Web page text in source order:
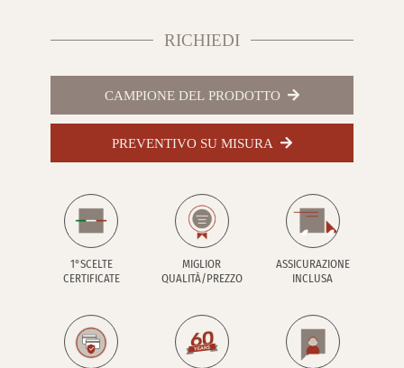
RICHIEDI
CAMPIONE DEL PRODOTTO
PREVENTIVO SU MISURA
1°SCELTE
CERTIFICATE
MIGLIOR
QUALITÀ/PREZZO
ASSICURAZIONE
INCLUSA